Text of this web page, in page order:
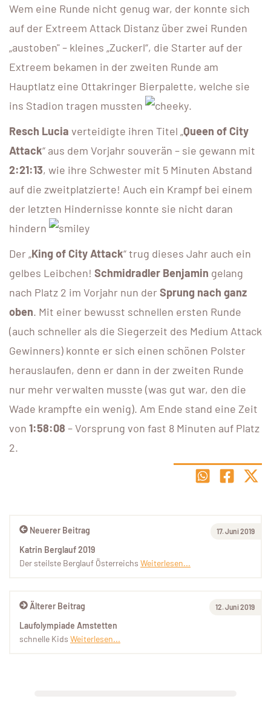
Wem eine Runde nicht genug war, der konnte sich
auf der Extreem Attack Distanz über zwei Runden
„austoben" – kleines „Zuckerl“, die Starter auf der
Extreem bekamen in der zweiten Runde am
Hauptlatz eine Ottakringer Bierpalette, welche sie
ins Stadion tragen mussten
.
Resch Lucia verteidigte ihren Titel „Queen of City
Attack“ aus dem Vorjahr souverän – sie gewann mit
2:21:13, wie ihre Schwester mit 5 Minuten Abstand
auf die zweitplatzierte! Auch ein Krampf bei einem
der letzten Hindernisse konnte sie nicht daran
hindern
Der „King of City Attack“ trug dieses Jahr auch ein
gelbes Leibchen! Schmidradler Benjamin gelang
nach Platz 2 im Vorjahr nun der Sprung nach ganz
oben. Mit einer bewusst schnellen ersten Runde
(auch schneller als die Siegerzeit des Medium Attack
Gewinners) konnte er sich einen schönen Polster
herauslaufen, denn er dann in der zweiten Runde
nur mehr verwalten musste (was gut war, den die
Wade krampfte ein wenig). Am Ende stand eine Zeit
von 1:58:08 – Vorsprung von fast 8 Minuten auf Platz
2.
Älterer Beitrag 12. Juni 2019
Laufolympiade Amstetten
schnelle Kids Weiterlesen...
Neuerer Beitrag 17. Juni 2019
Katrin Berglauf 2019
Der steilste Berglauf Österreichs Weiterlesen...